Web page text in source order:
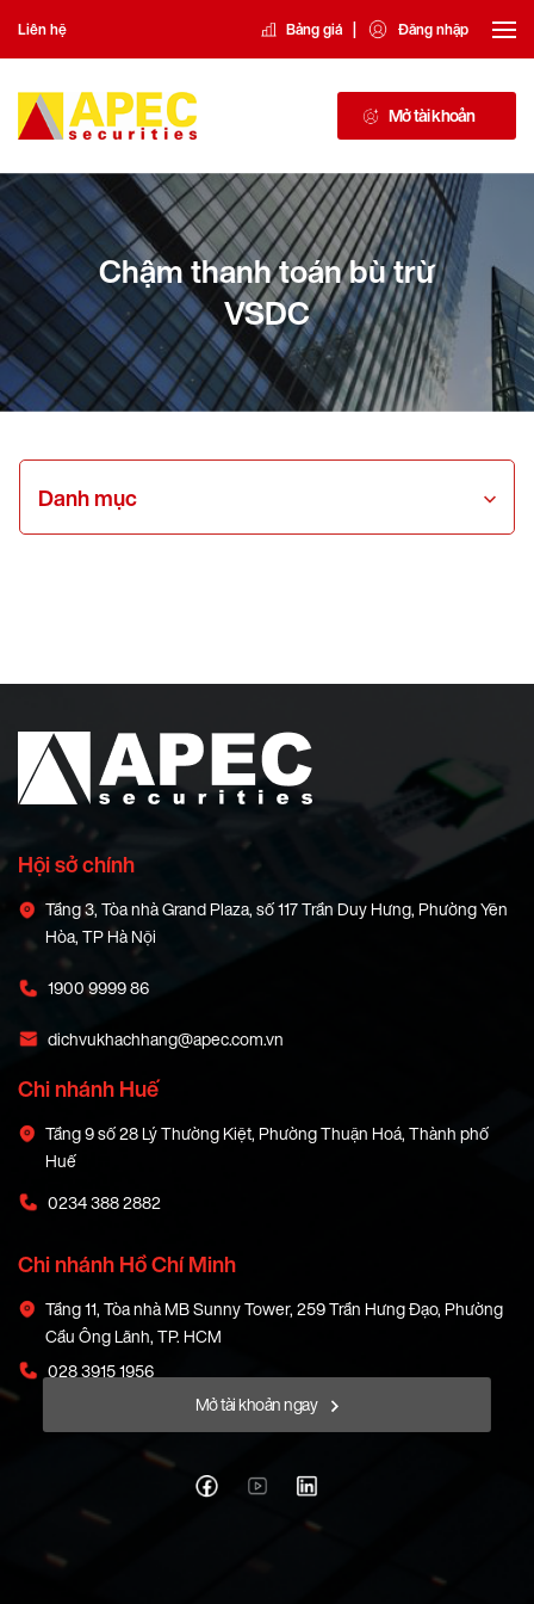
Liên hệ Bảng giá | Đăng nhập
Mở tài khoản
Chậm thanh toán bù trừ
VSDC
Danh mục
Mở tài khoản ngay
Hội sở chính
Tầng 3, Tòa nhà Grand Plaza, số 117 Trần Duy Hưng, Phường Yên
Hòa, TP Hà Nội
1900 9999 86
dichvukhachhang@apec.com.vn
Chi nhánh Huế
Tầng 9 số 28 Lý Thường Kiệt, Phường Thuận Hoá, Thành phố
Huế
0234 388 2882
Chi nhánh Hồ Chí Minh
Tầng 11, Tòa nhà MB Sunny Tower, 259 Trần Hưng Đạo, Phường
Cầu Ông Lãnh, TP. HCM
028 3915 1956